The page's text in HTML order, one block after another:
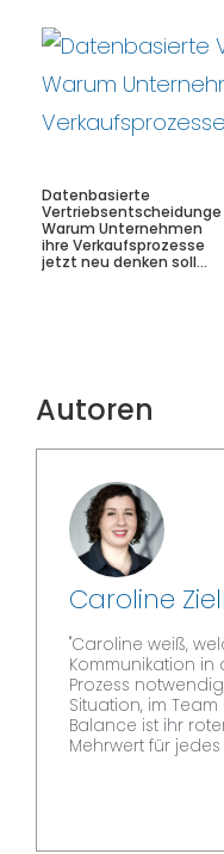
Datenbasierte
Vertriebsentscheidungen:
Warum Unternehmen
ihre Verkaufsprozesse
jetzt neu denken soll...
Autoren
Caroline
"Caroline weiß,
Kommunikation
Prozess
Situation, im
Balance ist ihr
Mehrwert für